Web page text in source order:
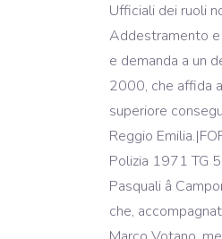
Ufficiali dei ruoli
Addestramento e
e demanda a un
2000, che affida
superiore
Reggio
Polizia 1971 TG
Pasquali â
che,